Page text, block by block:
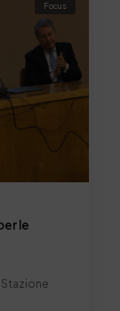
Focus
le
Stazione